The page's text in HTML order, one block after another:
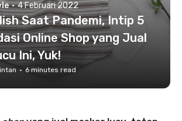
· 4 Februari 2022
Saat Pandemi, Intip 5
Online Shop yang Jual
Ini, Yuk!
· 6 minutes read